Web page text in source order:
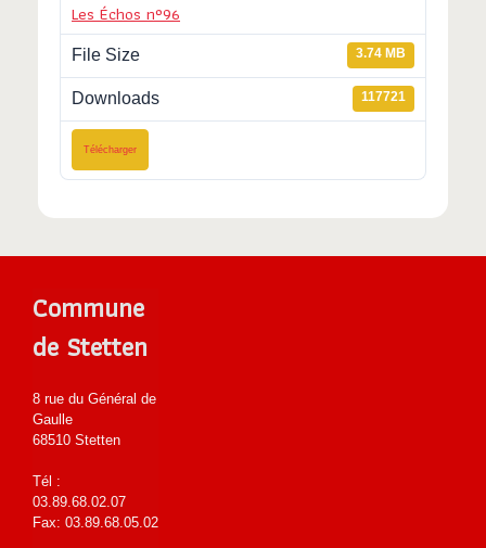
Les Échos n°96
File Size 3.74 MB
Downloads 117721
Télécharger
Commune
de Stetten
8 rue du Général de
Gaulle
68510 Stetten
Tél :
03.89.68.02.07
Fax: 03.89.68.05.02